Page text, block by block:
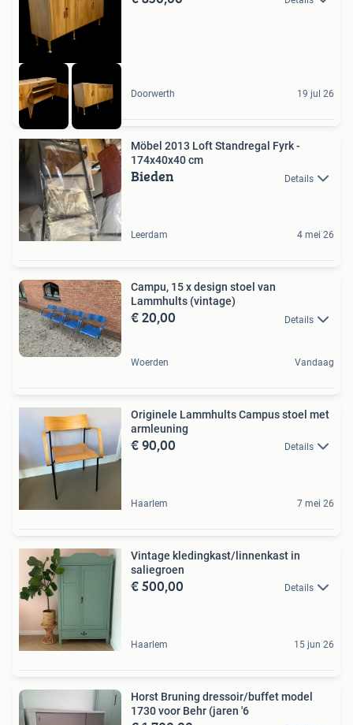
Doorwerth 19 jul 26
Möbel 2013 Loft Standregal Fyrk -
174x40x40 cm
Bieden Details
Leerdam 4 mei 26
Campu, 15 x design stoel van
Lammhults (vintage)
€ 20,00 Details
Woerden Vandaag
Originele Lammhults Campus stoel met
armleuning
€ 90,00 Details
Haarlem 7 mei 26
Vintage kledingkast/linnenkast in
saliegroen
€ 500,00 Details
Haarlem 15 jun 26
Horst Bruning dressoir/buffet model
1730 voor Behr (jaren '6